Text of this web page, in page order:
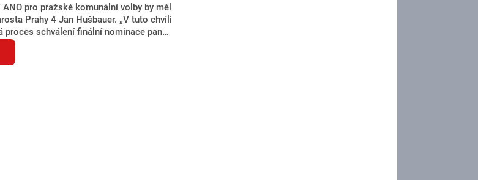
pro pražské komunální volby by měl
Prahy 4 Jan Hušbauer. „V tuto chvíli
proces schválení finální nominace pana
Výborem hnutí ANO,“ uvedl pro
pražského ANO Martin
se spekulovalo jako o